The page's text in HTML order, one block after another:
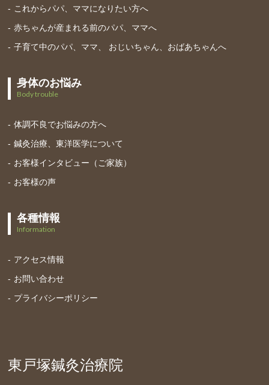
これからパパ、ママになりたい方へ
赤ちゃんが産まれる前のパパ、ママへ
子育て中のパパ、ママ、 おじいちゃん、おばあちゃんへ
身体のお悩み
Body trouble
体調不良でお悩みの方へ
鍼灸治療、東洋医学について
お客様インタビュー（ご家族）
お客様の声
各種情報
Information
アクセス情報
お問い合わせ
プライバシーポリシー
東戸塚鍼灸治療院